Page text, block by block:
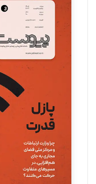
سروش کرمیان
تحریریه
مینا پاکدل
یسنا امان‌پور
تحریریه
ملینا جعفری
تحریریه